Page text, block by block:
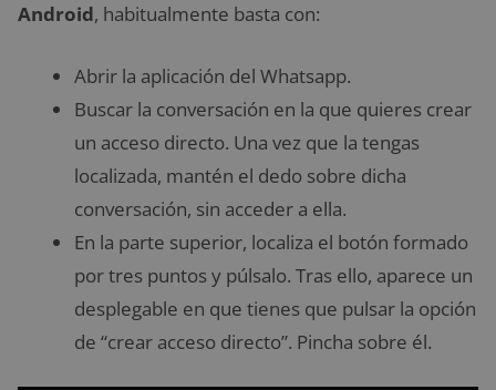
Android, habitualmente basta con:
Abrir la aplicación del Whatsapp.
Buscar la conversación en la que quieres crear
un acceso directo. Una vez que la tengas
localizada, mantén el dedo sobre dicha
conversación, sin acceder a ella.
En la parte superior, localiza el botón formado
por tres puntos y púlsalo. Tras ello, aparece un
desplegable en que tienes que pulsar la opción
de “crear acceso directo”. Pincha sobre él.